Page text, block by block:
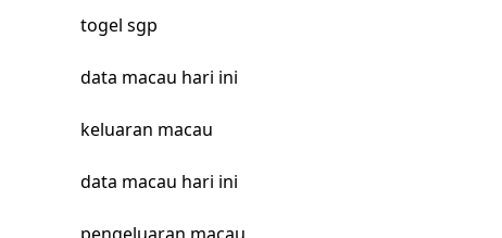
togel sgp
data macau hari ini
keluaran macau
data macau hari ini